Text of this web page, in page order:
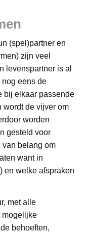
(spel)partner en
zijn veel
levenspartner is al
eens de
bij elkaar passende
wordt de vijver om
worden
gesteld voor
van belang om
want in
en welke afspraken
met alle
mogelijke
behoeften,